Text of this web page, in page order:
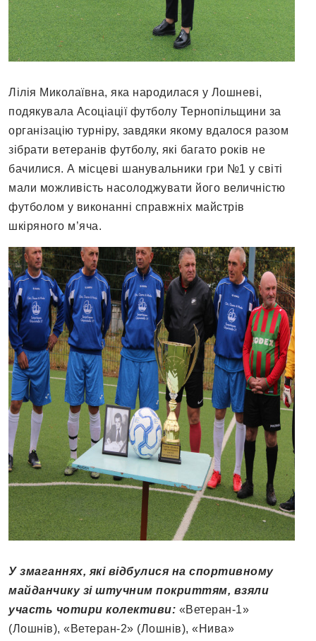
Лілія Миколаївна, яка народилася у Лошневі,
подякувала Асоціації футболу Тернопільщини за
організацію турніру, завдяки якому вдалося разом
зібрати ветеранів футболу, які багато років не
бачилися. А місцеві шанувальники гри №1 у світі
мали можливість насолоджувати його величністю
футболом у виконанні справжніх майстрів
шкіряного м’яча.
У змаганнях, які відбулися на спортивному
майданчику зі штучним покриттям, взяли
участь чотири колективи: «Ветеран-1»
(Лошнів), «Ветеран-2» (Лошнів), «Нива»